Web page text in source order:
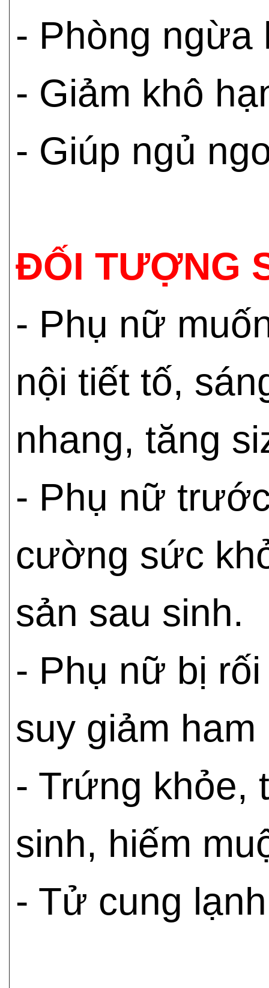
- Phòng ngừa
- Giảm khô
- Giúp ngủ
ĐỐI TƯỢNG
- Phụ nữ
nội tiết tố,
nhang, tăng
- Phụ nữ
cường sức
sản sau sinh.
- Phụ nữ bị
suy giảm
- Trứng khỏe,
sinh, hiếm
- Tử cung